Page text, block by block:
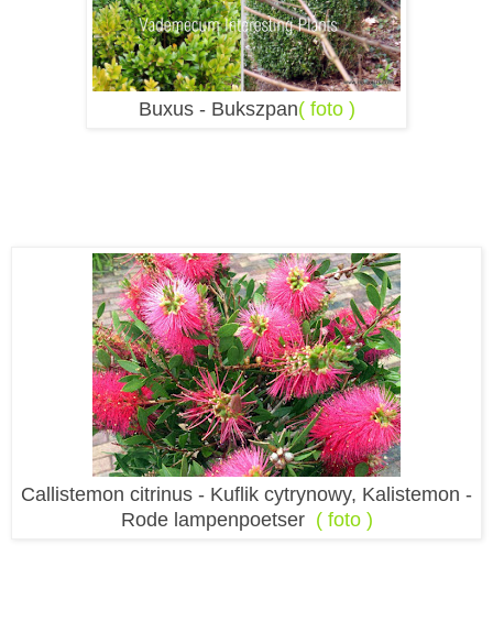
Buxus - Bukszpan( foto )
Callistemon citrinus - Kuflik cytrynowy, Kalistemon -
Rode lampenpoetser ( foto )